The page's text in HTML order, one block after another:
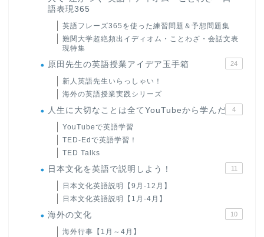
語表現365
英語フレーズ365を使った練習問題＆予想問題集
難関大学超絶頻出イディオム・ことわざ・会話文表
現特集
原田先生の英語授業アイデア玉手箱 24
新人英語先生いらっしゃい！
海外の英語授業実践シリーズ
人生に大切なことは全てYouTubeから学んだ 4
YouTubeで英語学習
TED-Edで英語学習！
TED Talks
日本文化を英語で説明しよう！ 11
日本文化英語説明【9月-12月】
日本文化英語説明【1月-4月】
海外の文化 10
海外行事【1月～4月】